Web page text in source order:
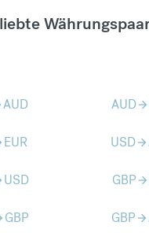
AUD AUDarrow_forward
EUR USDarrow_forward
USD GBParrow_forward
GBP GBParrow_forward